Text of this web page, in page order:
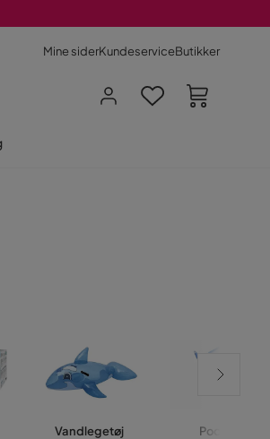
Mine siderKundeserviceButikker
Vandlegetøj Pool net